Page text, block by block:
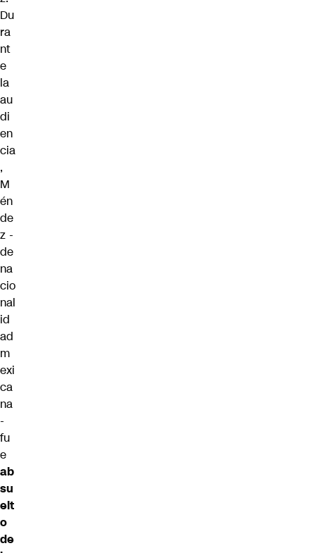
Du
ra
nt
e
la
au
di
en
cia
,
M
én
de
z -
de
na
cio
nal
id
ad
m
exi
ca
na
-
fu
e
ab
su
elt
o
de